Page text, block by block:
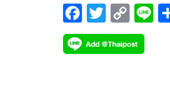
F
ac
e
T
wi
tt
C
o
p
Li